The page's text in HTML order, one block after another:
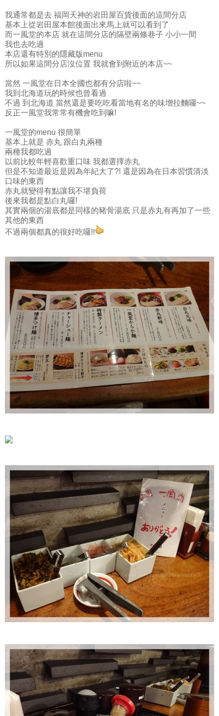
我通常都是去 福岡天神的岩田屋百貨後面的這間分店
基本上從岩田屋本館後面出來馬上就可以看到了
而一風堂的本店 就在這間分店的隔壁兩條巷子 小小一間
我也去吃過
本店還有特別的隱藏版menu
所以如果這間分店沒位置 我就會到附近的本店~~
當然 一風堂在日本全國也都有分店啦~~
我到北海道玩的時候也曾看過
不過 到北海道 當然還是要吃吃看當地有名的味增拉麵囉~~
反正一風堂我常常有機會吃到嘛!
一風堂的menu 很簡單
基本上就是 赤丸 跟白丸兩種
兩種我都吃過
以前比較年輕喜歡重口味 我都選擇赤丸
但是不知道最近是因為年紀大了?! 還是因為在日本習慣清淡
口味的東西
赤丸就變得有點讓我不堪負荷
後來我都是點白丸囉!
其實兩個的湯底都是同樣的豬骨湯底 只是赤丸有再加了一些
其他的東西
不過兩個都真的很好吃囉!!